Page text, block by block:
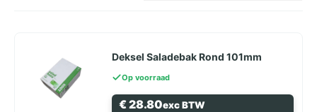
Deksel Saladebak Rond 101mm
Op voorraad
€28.80exc BTW